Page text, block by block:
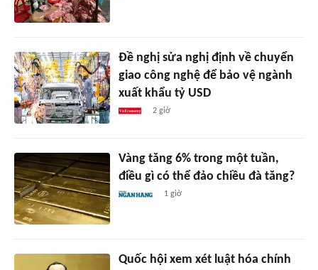
Đề nghị sửa nghị định về chuyển
giao công nghệ để bảo vệ ngành
xuất khẩu tỷ USD
2 giờ
Vàng tăng 6% trong một tuần,
điều gì có thể đảo chiều đà tăng?
1 giờ
Quốc hội xem xét luật hóa chính